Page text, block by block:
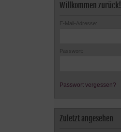
Willkommen zurück!
E-Mail-Adresse:
Passwort:
Passwort vergessen?
Zuletzt angesehen